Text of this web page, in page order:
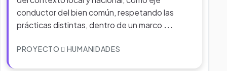
conductor del bien común, respetando las
prácticas distintas, dentro de un marco ...
PROYECTO HUMANIDADES